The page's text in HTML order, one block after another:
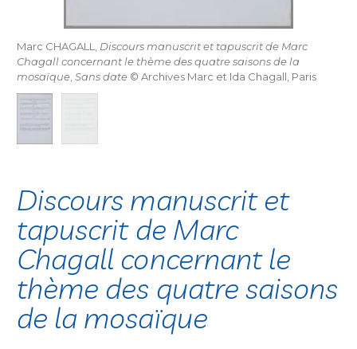
Marc CHAGALL, Discours manuscrit et tapuscrit de Marc
Chagall concernant le thème des quatre saisons de la
mosaïque Sans date © Archives Marc et Ida Chagall, Paris
Discours manuscrit et
tapuscrit de Marc
Chagall concernant le
thème des quatre saisons
de la mosaïque